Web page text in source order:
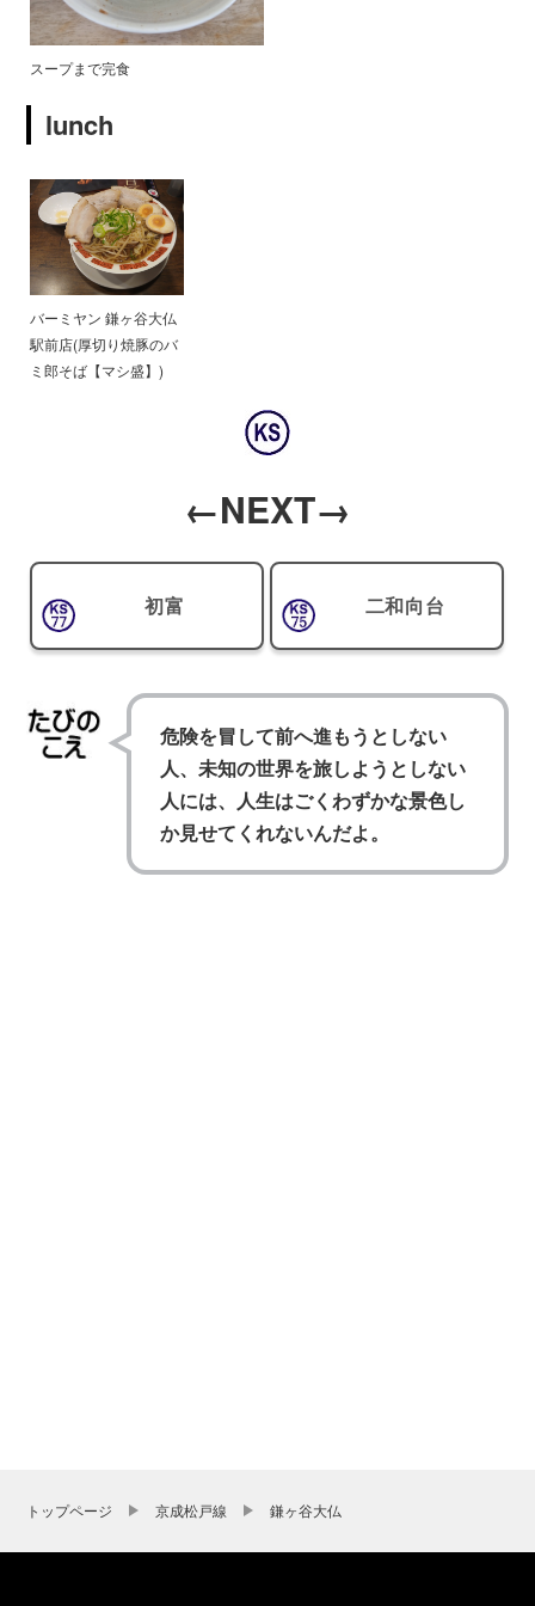
スープまで完食
lunch
バーミヤン 鎌ヶ谷大仏
駅前店(厚切り焼豚のバ
ミ郎そば【マシ盛】)
←NEXT→
初富 二和向台
危険を冒して前へ進もうとしない
人、未知の世界を旅しようとしない
人には、人生はごくわずかな景色し
か見せてくれないんだよ。
トップページ 京成松戸線 鎌ヶ谷大仏